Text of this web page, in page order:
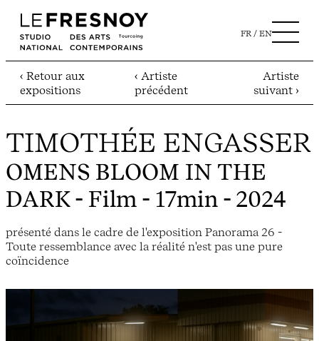
FR EN
‹ Retour aux
expositions
‹ Artiste
précédent
Artiste
suivant ›
TIMOTHÉE ENGASSER
OMENS BLOOM IN THE
DARK- Film - 17min - 2024
présenté dans le cadre de l'exposition Panorama 26 -
Toute ressemblance avec la réalité n'est pas une pure
coïncidence